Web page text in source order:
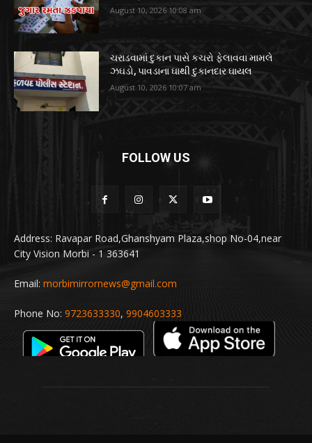
August 10, 2026 10:08 am
ચરાડવામાં દુકાન પાસે કચરો ફેલાવવા મામલે
ઝઘડો, પાવડાના ઘાથી દુકાનદાર ઘાયલ
August 10, 2026 10:07 am
FOLLOW US
Address: Ravapar Road,Ghanshyam Plaza,shop No-04,near
City Vision Morbi - 1 363641
Email: morbimirrornews@gmail.com
Phone No: 9723633330, 9904603333